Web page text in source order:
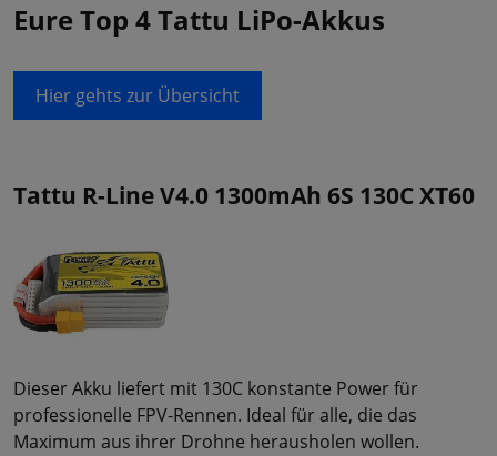
Eure Top 4 Tattu LiPo-Akkus
Hier gehts zur Übersicht
Tattu R-Line V4.0 1300mAh 6S 130C XT60
Dieser Akku liefert mit 130C konstante Power für
professionelle FPV-Rennen. Ideal für alle, die das
Maximum aus ihrer Drohne herausholen wollen.